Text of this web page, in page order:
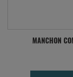
MANCHON